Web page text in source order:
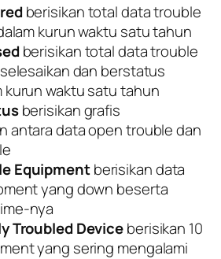
berisikan total data trouble
kurun waktu satu tahun
berisikan total data trouble
dan berstatus
kurun waktu satu tahun
berisikan grafis
antara data open trouble dan
Equipmentberisikan data
yang down beserta
nya
Troubled Deviceberisikan 10
yang sering mengalami